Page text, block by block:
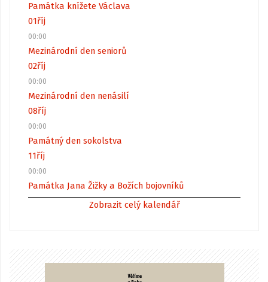
Památka knížete Václava
01říj
00:00
Mezinárodní den seniorů
02říj
00:00
Mezinárodní den nenásilí
08říj
00:00
Památný den sokolstva
11říj
00:00
Památka Jana Žižky a Božích bojovníků
Zobrazit celý kalendář